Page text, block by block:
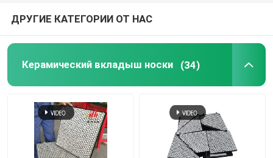
ДРУГИЕ КАТЕГОРИИ ОТ НАС
Керамический вкладыш носки (34)